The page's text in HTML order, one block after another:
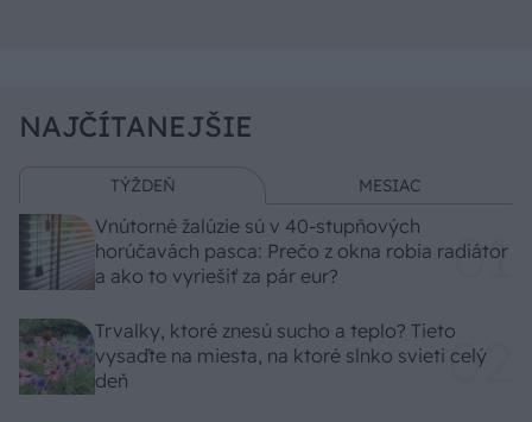
NAJČÍTANEJŠIE
TÝŽDEŇ MESIAC
Vnútorné žalúzie sú v 40-stupňových
horúčavách pasca: Prečo z okna robia radiátor
a ako to vyriešiť za pár eur?
Trvalky, ktoré znesú sucho a teplo? Tieto
vysaďte na miesta, na ktoré slnko svieti celý
deň